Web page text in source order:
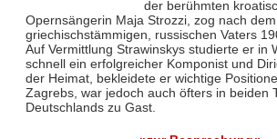
der berühmten
Opernsängerin Maja Strozzi, zog nach
griechischstämmigen, russischen Vaters
Auf Vermittlung Strawinskys studierte er in
schnell ein erfolgreicher Komponist und
der Heimat, bekleidete er wichtige
Zagrebs, war jedoch auch öfters in beiden
Deutschlands zu Gast.